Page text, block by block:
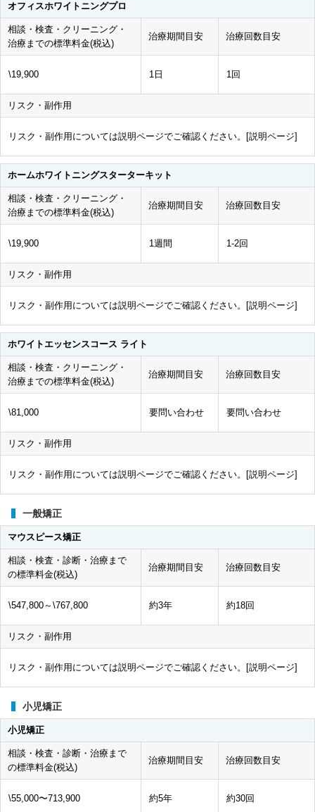
オフィスホワイトニングプロ
相談・検査・クリーニング・
治療までの標準料金(税込)
治療期間目安 治療回数目安
\19,900 1日 1回
リスク・副作用
リスク・副作用については説明ページでご確認ください。[説明ページ]
ホームホワイトニングスターターキット
相談・検査・クリーニング・
治療までの標準料金(税込)
治療期間目安 治療回数目安
\19,900 1週間 1-2回
リスク・副作用
リスク・副作用については説明ページでご確認ください。[説明ページ]
ホワイトエッセンスコース ライト
相談・検査・クリーニング・
治療までの標準料金(税込)
治療期間目安 治療回数目安
\81,000 要問い合わせ 要問い合わせ
リスク・副作用
リスク・副作用については説明ページでご確認ください。[説明ページ]
一般矯正
マウスピース矯正
相談・検査・診断・治療まで
の標準料金(税込)
治療期間目安 治療回数目安
\547,800～\767,800 約3年 約18回
リスク・副作用
リスク・副作用については説明ページでご確認ください。[説明ページ]
小児矯正
小児矯正
相談・検査・診断・治療まで
の標準料金(税込)
治療期間目安 治療回数目安
\55,000〜713,900 約5年 約30回